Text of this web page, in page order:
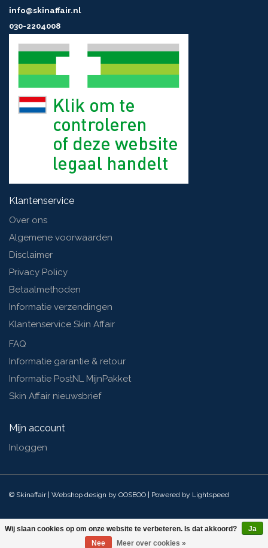
info@skinaffair.nl
030-2204008
Klantenservice
Over ons
Algemene voorwaarden
Disclaimer
Privacy Policy
Betaalmethoden
Informatie verzendingen
Klantenservice Skin Affair
FAQ
Informatie garantie & retour
Informatie PostNL MijnPakket
Skin Affair nieuwsbrief
Mijn account
Inloggen
© Skinaffair | Webshop design by OOSEOO | Powered by Lightspeed
Wij slaan cookies op om onze website te verbeteren. Is dat akkoord?
Ja
Nee
Meer over cookies »